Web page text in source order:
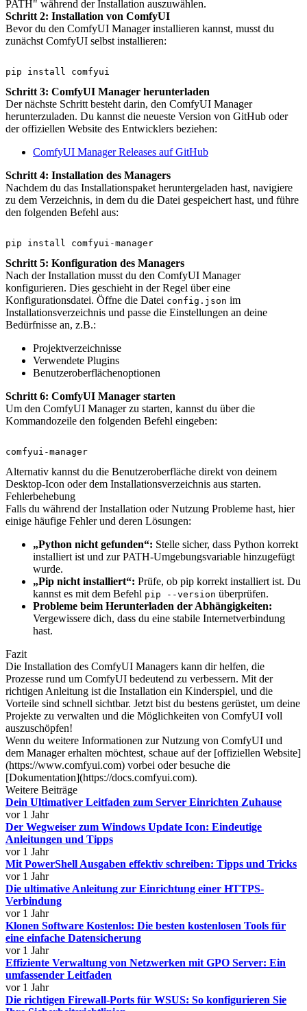
PATH" während der Installation auszuwählen.
Schritt 2: Installation von ComfyUI
Bevor du den ComfyUI Manager installieren kannst, musst du
zunächst ComfyUI selbst installieren:
Schritt 3: ComfyUI Manager herunterladen
Der nächste Schritt besteht darin, den ComfyUI Manager
herunterzuladen. Du kannst die neueste Version von GitHub oder
der offiziellen Website des Entwicklers beziehen:
ComfyUI Manager Releases auf GitHub
Schritt 4: Installation des Managers
Nachdem du das Installationspaket heruntergeladen hast, navigiere
zu dem Verzeichnis, in dem du die Datei gespeichert hast, und führe
den folgenden Befehl aus:
Schritt 5: Konfiguration des Managers
Nach der Installation musst du den ComfyUI Manager
konfigurieren. Dies geschieht in der Regel über eine
Konfigurationsdatei. Öffne die Datei config.json im
Installationsverzeichnis und passe die Einstellungen an deine
Bedürfnisse an, z.B.:
Projektverzeichnisse
Verwendete Plugins
Benutzeroberflächenoptionen
Schritt 6: ComfyUI Manager starten
Um den ComfyUI Manager zu starten, kannst du über die
Kommandozeile den folgenden Befehl eingeben:
Alternativ kannst du die Benutzeroberfläche direkt von deinem
Desktop-Icon oder dem Installationsverzeichnis aus starten.
Fehlerbehebung
Falls du während der Installation oder Nutzung Probleme hast, hier
einige häufige Fehler und deren Lösungen:
„Python nicht gefunden“: Stelle sicher, dass Python korrekt
installiert ist und zur PATH-Umgebungsvariable hinzugefügt
wurde.
„Pip nicht installiert“: Prüfe, ob pip korrekt installiert ist. Du
kannst es mit dem Befehl pip --version überprüfen.
Probleme beim Herunterladen der Abhängigkeiten:
Vergewissere dich, dass du eine stabile Internetverbindung
hast.
Fazit
Die Installation des ComfyUI Managers kann dir helfen, die
Prozesse rund um ComfyUI bedeutend zu verbessern. Mit der
richtigen Anleitung ist die Installation ein Kinderspiel, und die
Vorteile sind schnell sichtbar. Jetzt bist du bestens gerüstet, um deine
Projekte zu verwalten und die Möglichkeiten von ComfyUI voll
auszuschöpfen!
Wenn du weitere Informationen zur Nutzung von ComfyUI und
dem Manager erhalten möchtest, schaue auf der [offiziellen Website]
(https://www.comfyui.com) vorbei oder besuche die
[Dokumentation](https://docs.comfyui.com).
Weitere Beiträge
Dein Ultimativer Leitfaden zum Server Einrichten Zuhause
vor 1 Jahr
Der Wegweiser zum Windows Update Icon: Eindeutige
Anleitungen und Tipps
vor 1 Jahr
Mit PowerShell Ausgaben effektiv schreiben: Tipps und Tricks
vor 1 Jahr
Die ultimative Anleitung zur Einrichtung einer HTTPS-
Verbindung
vor 1 Jahr
Klonen Software Kostenlos: Die besten kostenlosen Tools für
eine einfache Datensicherung
vor 1 Jahr
Effiziente Verwaltung von Netzwerken mit GPO Server: Ein
umfassender Leitfaden
vor 1 Jahr
Die richtigen Firewall-Ports für WSUS: So konfigurieren Sie